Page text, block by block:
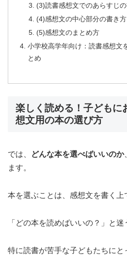
(3)読書感想文でのあらすじ
(4)感想文の中心部分の書き方
(5)感想文のまとめ方
小学校高学年向け：読書感想文
とめ
楽しく読める！子どもに
想文用の本の選び方
では、 どんな本を選べばいいのか
ます。
本を選ぶことは、感想文を書く上
「どの本を読めばいいの？」と迷
特に読書が苦手な子どもたちにと